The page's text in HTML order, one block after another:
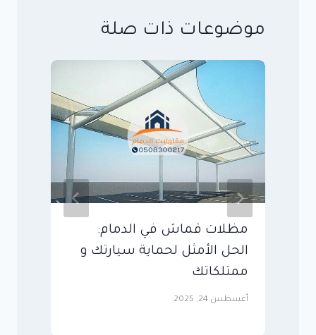
موضوعات ذات صلة
مظلات قماش في الدمام:
الحل الأمثل لحماية سيارتك و
ممتلكاتك
أغسطس 24, 2025